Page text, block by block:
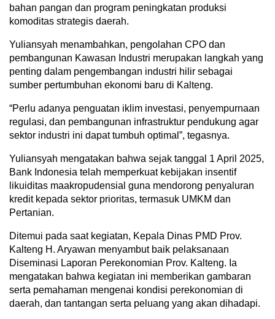
bahan pangan dan program peningkatan produksi
komoditas strategis daerah.
Yuliansyah menambahkan, pengolahan CPO dan
pembangunan Kawasan Industri merupakan langkah yang
penting dalam pengembangan industri hilir sebagai
sumber pertumbuhan ekonomi baru di Kalteng.
“Perlu adanya penguatan iklim investasi, penyempurnaan
regulasi, dan pembangunan infrastruktur pendukung agar
sektor industri ini dapat tumbuh optimal”, tegasnya.
Yuliansyah mengatakan bahwa sejak tanggal 1 April 2025,
Bank Indonesia telah memperkuat kebijakan insentif
likuiditas maakropudensial guna mendorong penyaluran
kredit kepada sektor prioritas, termasuk UMKM dan
Pertanian.
Ditemui pada saat kegiatan, Kepala Dinas PMD Prov.
Kalteng H. Aryawan menyambut baik pelaksanaan
Diseminasi Laporan Perekonomian Prov. Kalteng. Ia
mengatakan bahwa kegiatan ini memberikan gambaran
serta pemahaman mengenai kondisi perekonomian di
daerah, dan tantangan serta peluang yang akan dihadapi.